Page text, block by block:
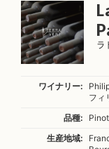
ラ
ワイナリー:
フィ
品種:
生産地域: